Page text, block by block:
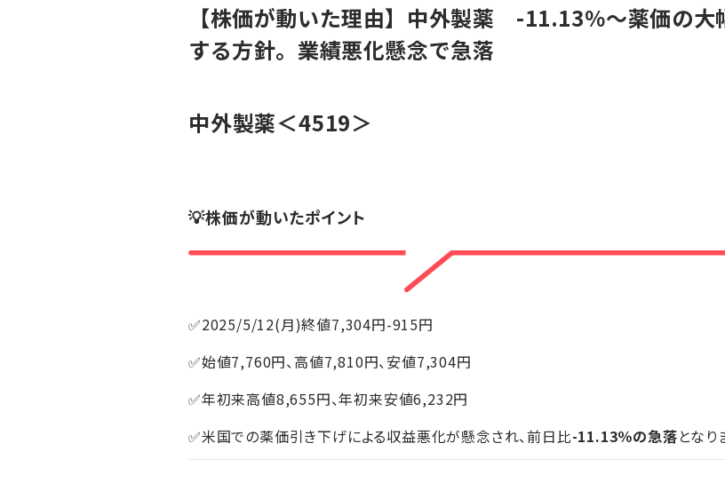
【株価が動いた理由】中外製薬 -11.13％〜薬価の大
する方針。業績悪化懸念で急落
中外製薬＜4519＞
💡株価が動いたポイント
✅2025/5/12(月)終値7,304円-915円
✅始値7,760円、高値7,810円、安値7,304円
✅年初来高値8,655円、年初来安値6,232円
✅米国での薬価引き下げによる収益悪化が懸念され、前日比-11.13％の急落となり